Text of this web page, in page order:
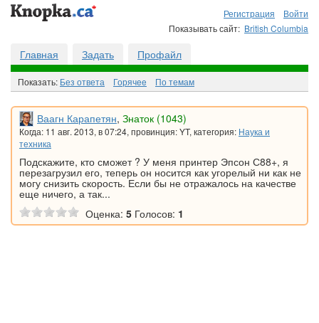
Регистрация
Войти
Показывать сайт: British Columbia
Главная Задать Профайл
Показать: Без ответа Горячee По темам
Ваагн Карапетян, Знаток (1043)
Когда: 11 авг. 2013, в 07:24, провинция: YT, категория: Наука и
техника
Подскажите, кто сможет ? У меня принтер Эпсон С88+, я
перезагрузил его, теперь он носится как угорелый ни как не
могу снизить скорость. Если бы не отражалось на качестве
еще ничего, а так...
Оценка: 5 Голосов: 1